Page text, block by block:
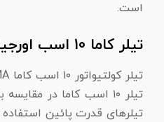
است.
تیلر کاما 10 اسب اورجینال
تیلر ۱۰ اسب کاما در
تیلر‌های قدرت پائین